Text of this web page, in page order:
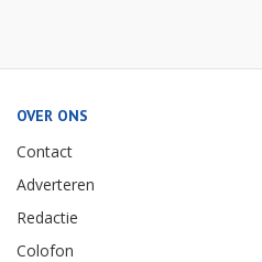
OVER ONS
Contact
Adverteren
Redactie
Colofon